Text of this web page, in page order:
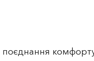
поєднання